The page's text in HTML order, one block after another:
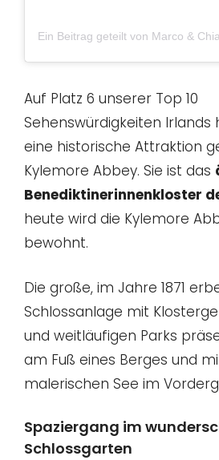
Auf Platz 6 unserer Top 10
Sehenswürdigkeiten Irlands
eine historische Attraktion
Kylemore Abbey. Sie ist das
Benediktinerinnenkloster
heute wird die Kylemore
bewohnt.
Die große, im Jahre 1871
Schlossanlage mit
und weitläufigen Parks
am Fuß eines Berges und
malerischen See im
Spaziergang im
Schlossgarten